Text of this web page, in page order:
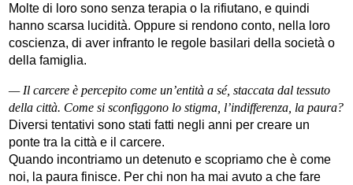
Molte di loro sono senza terapia o la rifiutano, e quindi
hanno scarsa lucidità. Oppure si rendono conto, nella loro
coscienza, di aver infranto le regole basilari della società o
della famiglia.
— Il carcere è percepito come un’entità a sé, staccata dal tessuto
della città. Come si sconfiggono lo stigma, l’indifferenza, la paura?
Diversi tentativi sono stati fatti negli anni per creare un
ponte tra la città e il carcere.
Quando incontriamo un detenuto e scopriamo che è come
noi, la paura finisce. Per chi non ha mai avuto a che fare